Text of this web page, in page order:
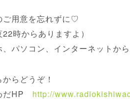
ご用意を忘れずに♡
22時からありますよ）
パソコン、インターネットから
らどうぞ！
だHP http://